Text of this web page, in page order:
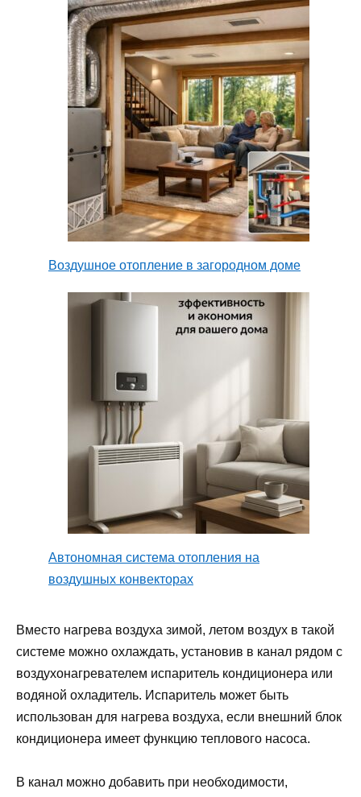
Воздушное отопление в загородном доме
Автономная система отопления на
воздушных конвекторах
Вместо нагрева воздуха зимой, летом воздух в такой
системе можно охлаждать, установив в канал рядом с
воздухонагревателем испаритель кондиционера или
водяной охладитель. Испаритель может быть
использован для нагрева воздуха, если внешний блок
кондиционера имеет функцию теплового насоса.
В канал можно добавить при необходимости,